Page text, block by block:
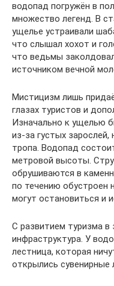
водопад погружён в
множество легенд. В
ущелье устраивали
что слышал хохот и
что ведьмы
источником вечной
Мистицизм лишь
глазах туристов и
Изначально к ущелью
из-за густых
тропа. Водопад
метровой высоты.
обрушиваются в
по течению обустроен
могут остановиться и
С развитием туризма в
инфраструктура. У
лестница, которая
открылись сувенирные